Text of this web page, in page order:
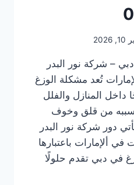
– شركة نور البدر
تُعد مشكلة الوزغ
داخل المنازل والفلل
من قلق وخوف
دور شركة نور البدر
ألإمارات باعتبارها
في دبي تقدم حلولًا